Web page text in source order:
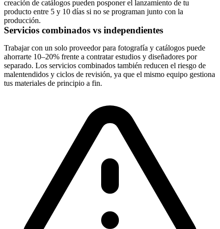
creación de catálogos pueden posponer el lanzamiento de tu
producto entre 5 y 10 días si no se programan junto con la
producción.
Servicios combinados vs independientes
Trabajar con un solo proveedor para fotografía y catálogos puede
ahorrarte 10–20% frente a contratar estudios y diseñadores por
separado. Los servicios combinados también reducen el riesgo de
malentendidos y ciclos de revisión, ya que el mismo equipo gestiona
tus materiales de principio a fin.